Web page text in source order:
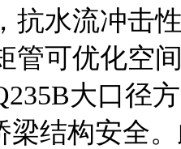
抗水流冲击
管可优化空
大口径
梁结构安全